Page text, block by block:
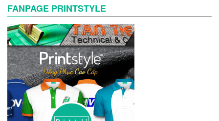
FANPAGE PRINTSTYLE